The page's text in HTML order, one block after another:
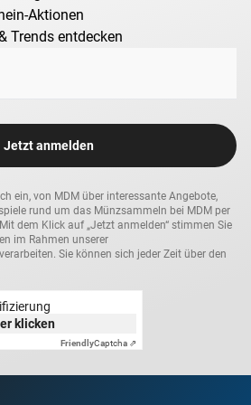
Aktionen
Trends entdecken
Jetzt anmelden
ein, von MDM über interessante Angebote,
rund um das Münzsammeln bei MDM per
dem Klick auf „Jetzt anmelden“ stimmen Sie
im Rahmen unserer
verarbeiten. Sie können sich jeder Zeit über den
klicken
FriendlyCaptcha ⇗